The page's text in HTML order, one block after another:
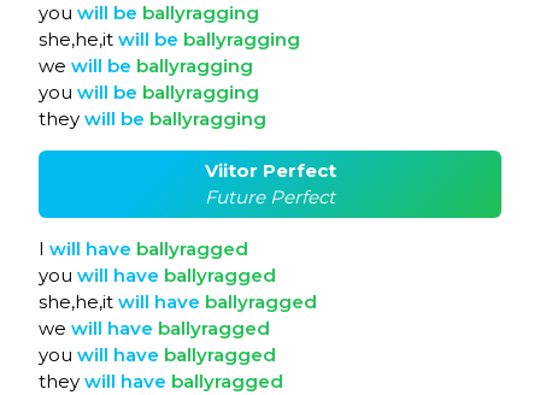
you will be ballyragging
she,he,it will be ballyragging
we will be ballyragging
you will be ballyragging
they will be ballyragging
Viitor Perfect
Future Perfect
I will have ballyragged
you will have ballyragged
she,he,it will have ballyragged
we will have ballyragged
you will have ballyragged
they will have ballyragged